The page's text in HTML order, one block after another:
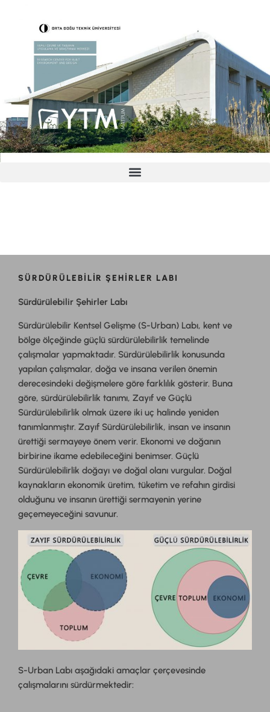
SÜRDÜRÜLEBILIR ŞEHIRLER LABI
Sürdürülebilir Şehirler Labı
Sürdürülebilir Kentsel Gelişme (S-Urban) Labı, kent ve
bölge ölçeğinde güçlü sürdürülebilirlik temelinde
çalışmalar yapmaktadır. Sürdürülebilirlik konusunda
yapılan çalışmalar, doğa ve insana verilen önemin
derecesindeki değişmelere göre farklılık gösterir. Buna
göre, sürdürülebilirlik tanımı, Zayıf ve Güçlü
Sürdürülebilirlik olmak üzere iki uç halinde yeniden
tanımlanmıştır. Zayıf Sürdürülebilirlik, insan ve insanın
ürettiği sermayeye önem verir. Ekonomi ve doğanın
birbirine ikame edebileceğini benimser. Güçlü
Sürdürülebilirlik doğayı ve doğal olanı vurgular. Doğal
kaynakların ekonomik üretim, tüketim ve refahın girdisi
olduğunu ve insanın ürettiği sermayenin yerine
geçemeyeceğini savunur.
S-Urban Labı aşağıdaki amaçlar çerçevesinde
çalışmalarını sürdürmektedir: